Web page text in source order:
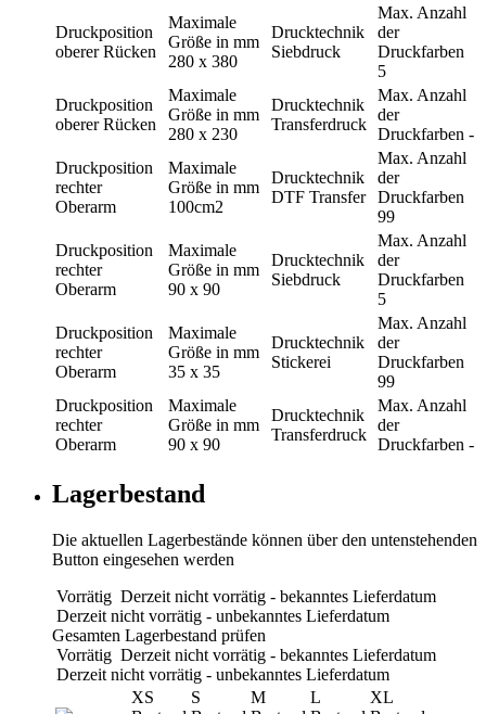
Druckposition
oberer Rücken
Maximale
Größe in mm
280 x 380
Drucktechnik
Siebdruck
Max. Anzahl
der
Druckfarben
5
Druckposition
oberer Rücken
Maximale
Größe in mm
280 x 230
Drucktechnik
Transferdruck
Max. Anzahl
der
Druckfarben -
Druckposition
rechter
Oberarm
Maximale
Größe in mm
100cm2
Drucktechnik
DTF Transfer
Max. Anzahl
der
Druckfarben
99
Druckposition
rechter
Oberarm
Maximale
Größe in mm
90 x 90
Drucktechnik
Siebdruck
Max. Anzahl
der
Druckfarben
5
Druckposition
rechter
Oberarm
Maximale
Größe in mm
35 x 35
Drucktechnik
Stickerei
Max. Anzahl
der
Druckfarben
99
Druckposition
rechter
Oberarm
Maximale
Größe in mm
90 x 90
Drucktechnik
Transferdruck
Max. Anzahl
der
Druckfarben -
Lagerbestand
Die aktuellen Lagerbestände können über den untenstehenden
Button eingesehen werden
Vorrätig Derzeit nicht vorrätig - bekanntes Lieferdatum
Derzeit nicht vorrätig - unbekanntes Lieferdatum
Gesamten Lagerbestand prüfen
Vorrätig Derzeit nicht vorrätig - bekanntes Lieferdatum
Derzeit nicht vorrätig - unbekanntes Lieferdatum
XS
S
M
L
XL